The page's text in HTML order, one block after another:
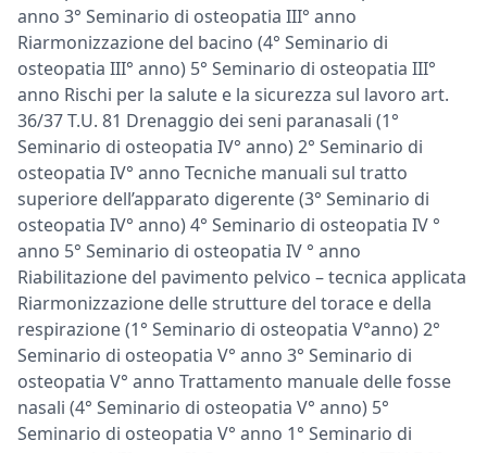
anno 3° Seminario di osteopatia III° anno
Riarmonizzazione del bacino (4° Seminario di
osteopatia III° anno) 5° Seminario di osteopatia III°
anno Rischi per la salute e la sicurezza sul lavoro art.
36/37 T.U. 81 Drenaggio dei seni paranasali (1°
Seminario di osteopatia IV° anno) 2° Seminario di
osteopatia IV° anno Tecniche manuali sul tratto
superiore dell’apparato digerente (3° Seminario di
osteopatia IV° anno) 4° Seminario di osteopatia IV °
anno 5° Seminario di osteopatia IV ° anno
Riabilitazione del pavimento pelvico – tecnica applicata
Riarmonizzazione delle strutture del torace e della
respirazione (1° Seminario di osteopatia V°anno) 2°
Seminario di osteopatia V° anno 3° Seminario di
osteopatia V° anno Trattamento manuale delle fosse
nasali (4° Seminario di osteopatia V° anno) 5°
Seminario di osteopatia V° anno 1° Seminario di